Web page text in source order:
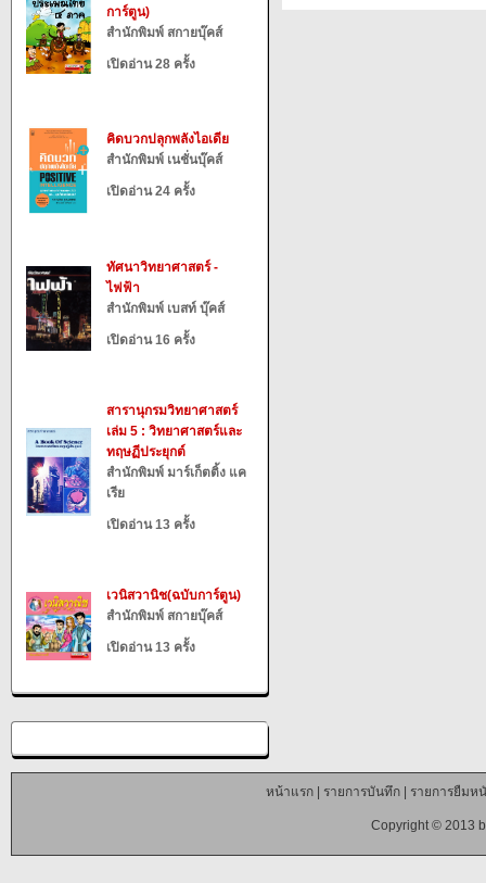
การ์ตูน)
สำนักพิมพ์ สกายบุ๊คส์
เปิดอ่าน 28 ครั้ง
คิดบวกปลุกพลังไอเดีย
สำนักพิมพ์ เนชั่นบุ๊คส์
เปิดอ่าน 24 ครั้ง
ทัศนาวิทยาศาสตร์ -
ไฟฟ้า
สำนักพิมพ์ เบสท์ บุ๊คส์
เปิดอ่าน 16 ครั้ง
สารานุกรมวิทยาศาสตร์
เล่ม 5 : วิทยาศาสตร์และ
ทฤษฏีประยุกต์
สำนักพิมพ์ มาร์เก็ตติ้ง แค
เรีย
เปิดอ่าน 13 ครั้ง
เวนิสวานิช(ฉบับการ์ตูน)
สำนักพิมพ์ สกายบุ๊คส์
เปิดอ่าน 13 ครั้ง
หน้าแรก| รายการบันทึก| รายการยืมห
Copyright © 2013